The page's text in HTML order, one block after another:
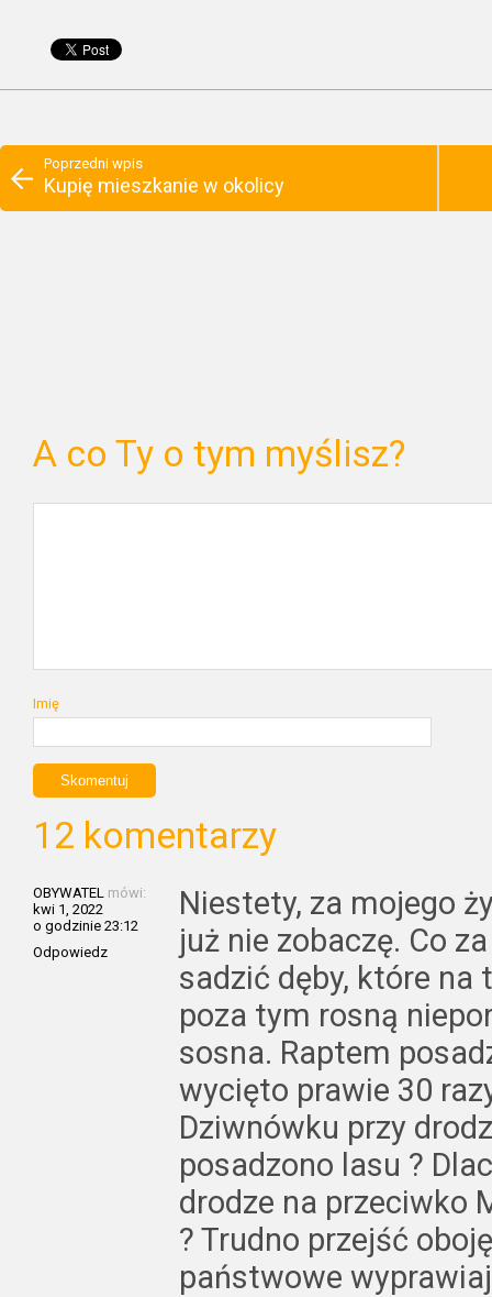
Poprzedni wpis
Kupię mieszkanie w okolicy
A co Ty o tym myślisz?
Imię
12 komentarzy
OBYWATEL mówi:
kwi 1, 2022
o godzinie 23:12
Odpowiedz
Niestety, za mojego
już nie zobaczę. Co
sadzić dęby, które na
poza tym rosną
sosna. Raptem
wycięto prawie 30
Dziwnówku przy
posadzono lasu ?
drodze na przeciwko
? Trudno przejść
państwowe